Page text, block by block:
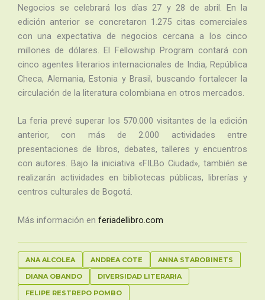
Negocios se celebrará los días 27 y 28 de abril. En la
edición anterior se concretaron 1.275 citas comerciales
con una expectativa de negocios cercana a los cinco
millones de dólares. El Fellowship Program contará con
cinco agentes literarios internacionales de India, República
Checa, Alemania, Estonia y Brasil, buscando fortalecer la
circulación de la literatura colombiana en otros mercados.
La feria prevé superar los 570.000 visitantes de la edición
anterior, con más de 2.000 actividades entre
presentaciones de libros, debates, talleres y encuentros
con autores. Bajo la iniciativa «FILBo Ciudad», también se
realizarán actividades en bibliotecas públicas, librerías y
centros culturales de Bogotá.
Más información en feriadellibro.com
ANA ALCOLEA ANDREA COTE
ANNA STAROBINETS
DIANA OBANDO
DIVERSIDAD LITERARIA
FELIPE RESTREPO POMBO